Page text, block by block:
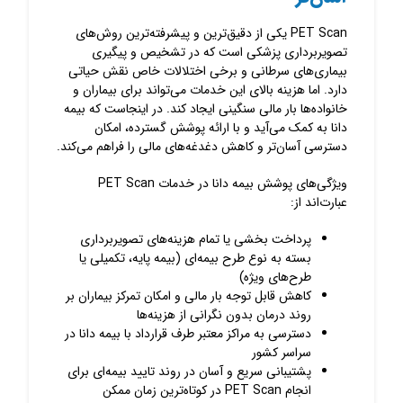
PET Scan یکی از دقیق‌ترین و پیشرفته‌ترین روش‌های
تصویربرداری پزشکی است که در تشخیص و پیگیری
بیماری‌های سرطانی و برخی اختلالات خاص نقش حیاتی
دارد. اما هزینه بالای این خدمات می‌تواند برای بیماران و
خانواده‌ها بار مالی سنگینی ایجاد کند. در اینجاست که بیمه
دانا به کمک می‌آید و با ارائه پوشش گسترده، امکان
دسترسی آسان‌تر و کاهش دغدغه‌های مالی را فراهم می‌کند.
ویژگی‌های پوشش بیمه دانا در خدمات PET Scan
عبارت‌اند از:
پرداخت بخشی یا تمام هزینه‌های تصویربرداری
بسته به نوع طرح بیمه‌ای (بیمه پایه، تکمیلی یا
طرح‌های ویژه)
کاهش قابل توجه بار مالی و امکان تمرکز بیماران بر
روند درمان بدون نگرانی از هزینه‌ها
دسترسی به مراکز معتبر طرف قرارداد با بیمه دانا در
سراسر کشور
پشتیبانی سریع و آسان در روند تایید بیمه‌ای برای
انجام PET Scan در کوتاه‌ترین زمان ممکن